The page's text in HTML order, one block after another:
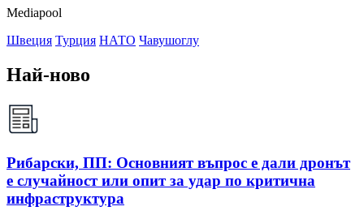
Mediapool
Швеция Турция НАТО Чавушоглу
Най-ново
Рибарски, ПП: Основният въпрос е дали дронът
е случайност или опит за удар по критична
инфраструктура